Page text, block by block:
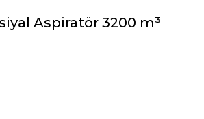
Aspiratör 3200 m³